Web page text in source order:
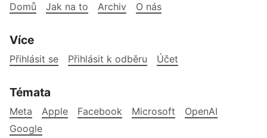
Domů Jak na to Archiv O nás
Více
Přihlásit se Přihlásit k odběru Účet
Témata
Meta Apple Facebook Microsoft
OpenAI
Google